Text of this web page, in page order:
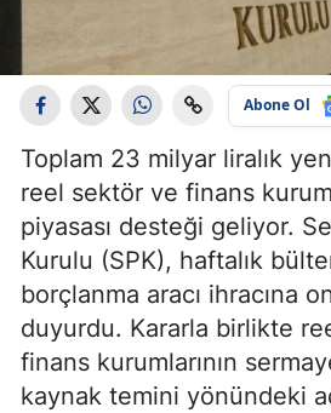
Abone Ol
Toplam 23 milyar liralık
reel sektör ve finans
piyasası desteği geliyor.
Kurulu (SPK), haftalık
borçlanma aracı ihracına
duyurdu. Kararla birlikte
finans kurumlarının
kaynak temini yönündeki